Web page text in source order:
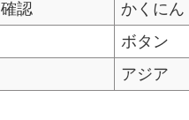
確認
かくにん
ボタン
アジア